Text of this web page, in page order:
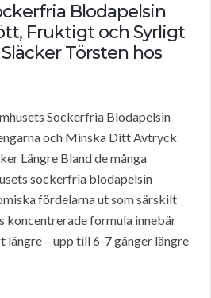
Blodapelsin
Fruktigt och Syrligt
Törsten hos
Sockerfria Blodapelsin
och Minska Ditt Avtryck
Längre Bland de många
sockerfria blodapelsin
fördelarna ut som särskilt
koncentrerade formula innebär
– upp till 6-7 gånger längre